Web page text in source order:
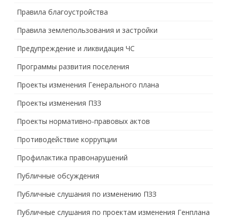
Правила благоустройства
Правила землепользования и застройки
Предупреждение и ликвидация ЧС
Программы развития поселения
Проекты изменения Генерального плана
Проекты изменения ПЗЗ
Проекты нормативно-правовых актов
Противодействие коррупции
Профилактика правонарушений
Публичные обсуждения
Публичные слушания по изменению ПЗЗ
Публичные слушания по проектам изменения Генплана